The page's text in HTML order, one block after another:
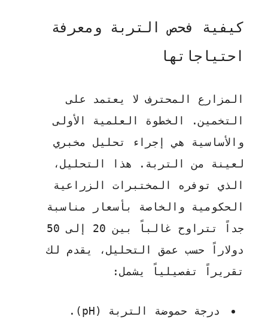
كيفية فحص التربة ومعرفة
احتياجاتها
المزارع المحترف لا يعتمد على
التخمين. الخطوة العلمية الأولى
والأساسية هي إجراء
تحليل مخبري
لعينة من التربة . هذا التحليل،
الذي توفره المختبرات الزراعية
الحكومية والخاصة بأسعار مناسبة
جداً تتراوح غالباً بين 20 إلى 50
دولاراً حسب عمق التحليل، يقدم لك
تقريراً تفصيلياً يشمل:
درجة حموضة التربة (pH).